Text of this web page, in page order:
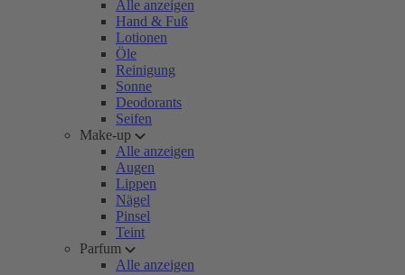
Alle anzeigen
Hand & Fuß
Lotionen
Öle
Reinigung
Sonne
Deodorants
Seifen
Make-up
Alle anzeigen
Augen
Lippen
Nägel
Pinsel
Teint
Parfum
Alle anzeigen